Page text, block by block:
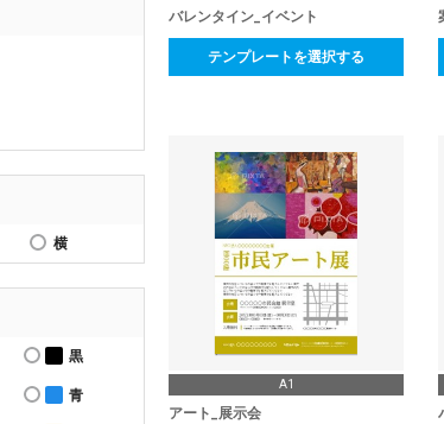
横
黒
青
バレンタイン_イベント
テンプレートを選択する
A1
アート_展示会